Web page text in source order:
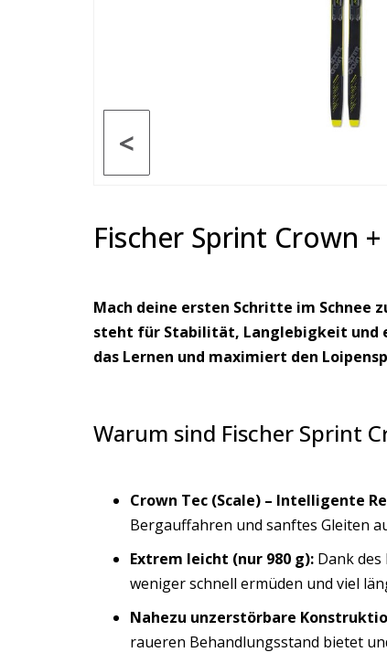
<
Fischer Sprint Crown
Mach deine ersten Schritte im Schnee
steht für Stabilität, Langlebigkeit und
das Lernen und maximiert den
Warum sind Fischer Sprint
Crown Tec (Scale) – Intelligente
Bergauffahren und sanftes Gleiten
Extrem leicht (nur 980 g): Dank
weniger schnell ermüden und viel
Nahezu unzerstörbare
raueren Behandlungsstand bietet